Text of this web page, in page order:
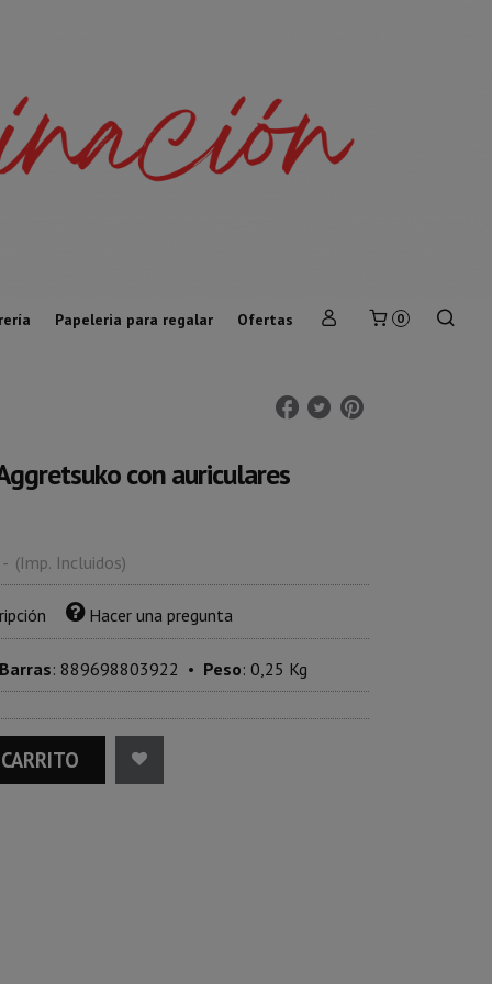
Papeleria para regalar Ofertas 0
con auriculares
- (Imp. Incluidos)
Hacer una pregunta
: 889698803922 • Peso: 0,25 Kg